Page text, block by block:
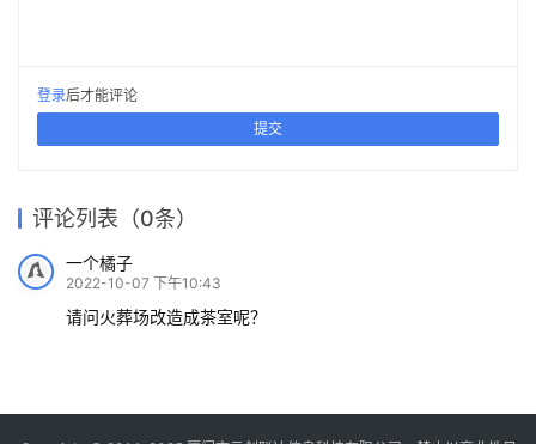
登录后才能评论
提交
评论列表（0条）
一个橘子
2022-10-07 下午10:43
请问火葬场改造成茶室呢？